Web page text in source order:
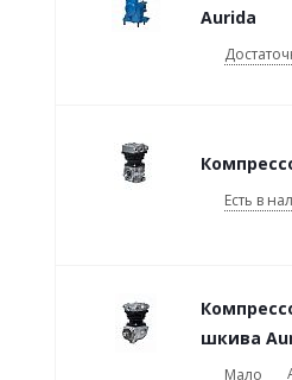
Aurida
Есть в
шкива
Мало